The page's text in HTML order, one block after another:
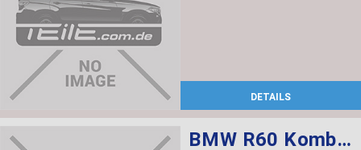
DETAILS
BMW R60 Kombischalter links L=520